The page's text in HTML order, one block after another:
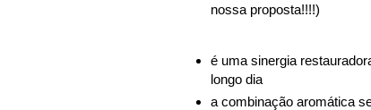
nossa proposta!!!!)
é uma sinergia
longo dia
a combinação aromática